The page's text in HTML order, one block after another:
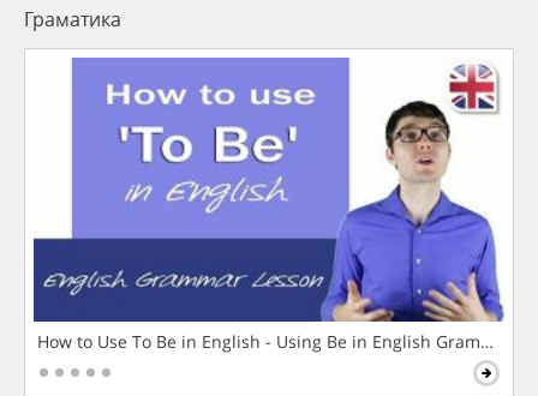
Граматика
How to Use To Be in English - Using Be in English Grammar